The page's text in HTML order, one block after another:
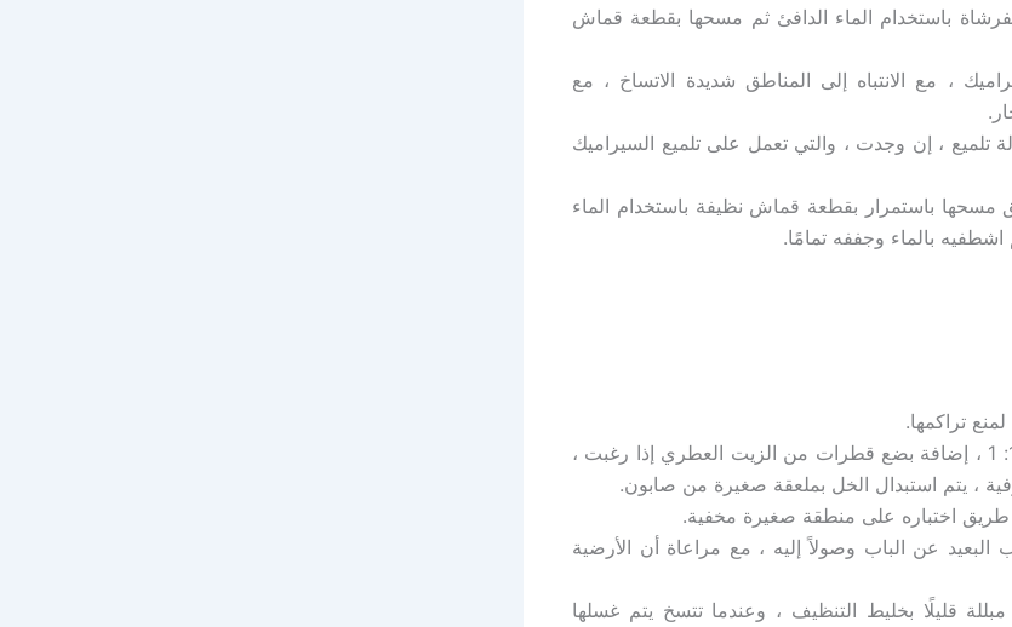
باستخدام الماء الدافئ ثم مسحها بقطعة قماش
، مع الانتباه إلى المناطق شديدة الاتساخ ، مع
تلميع ، إن وجدت ، والتي تعمل على تلميع السيراميك
مسحها باستمرار بقطعة قماش نظيفة باستخدام الماء
بالماء وجففه تمامًا.
تراكمها.
تحضير خليط التنظيف بخلط الخل مع الماء بنسبة 1: 1 ، إضافة بضع قطرات من الزيت العطري إذا رغبت ،
، يتم استبدال الخل بملعقة صغيرة من صابون.
اختباره على منطقة صغيرة مخفية.
عن الباب وصولاً إليه ، مع مراعاة أن الأرضية
قليلًا بخليط التنظيف ، وعندما تتسخ يتم غسلها